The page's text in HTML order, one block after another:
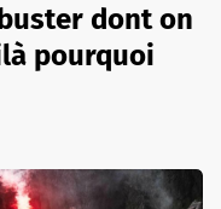
dont on
pourquoi